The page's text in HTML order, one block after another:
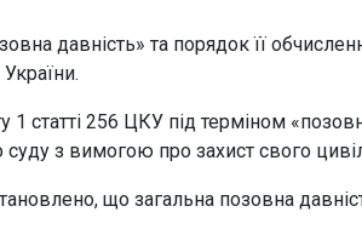
давність» та порядок її
1 статті 256 ЦКУ під терміном
з вимогою про захист свого
що загальна позовна